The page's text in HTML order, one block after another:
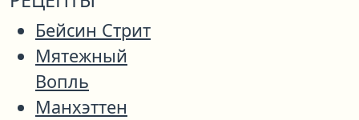
Бейсин Стрит
Мятежный
Вопль
Манхэттен